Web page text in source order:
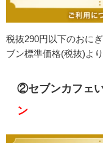
税抜290円以下のおに
ブン標準価格(税抜)よ
②セブンカフェ
ン